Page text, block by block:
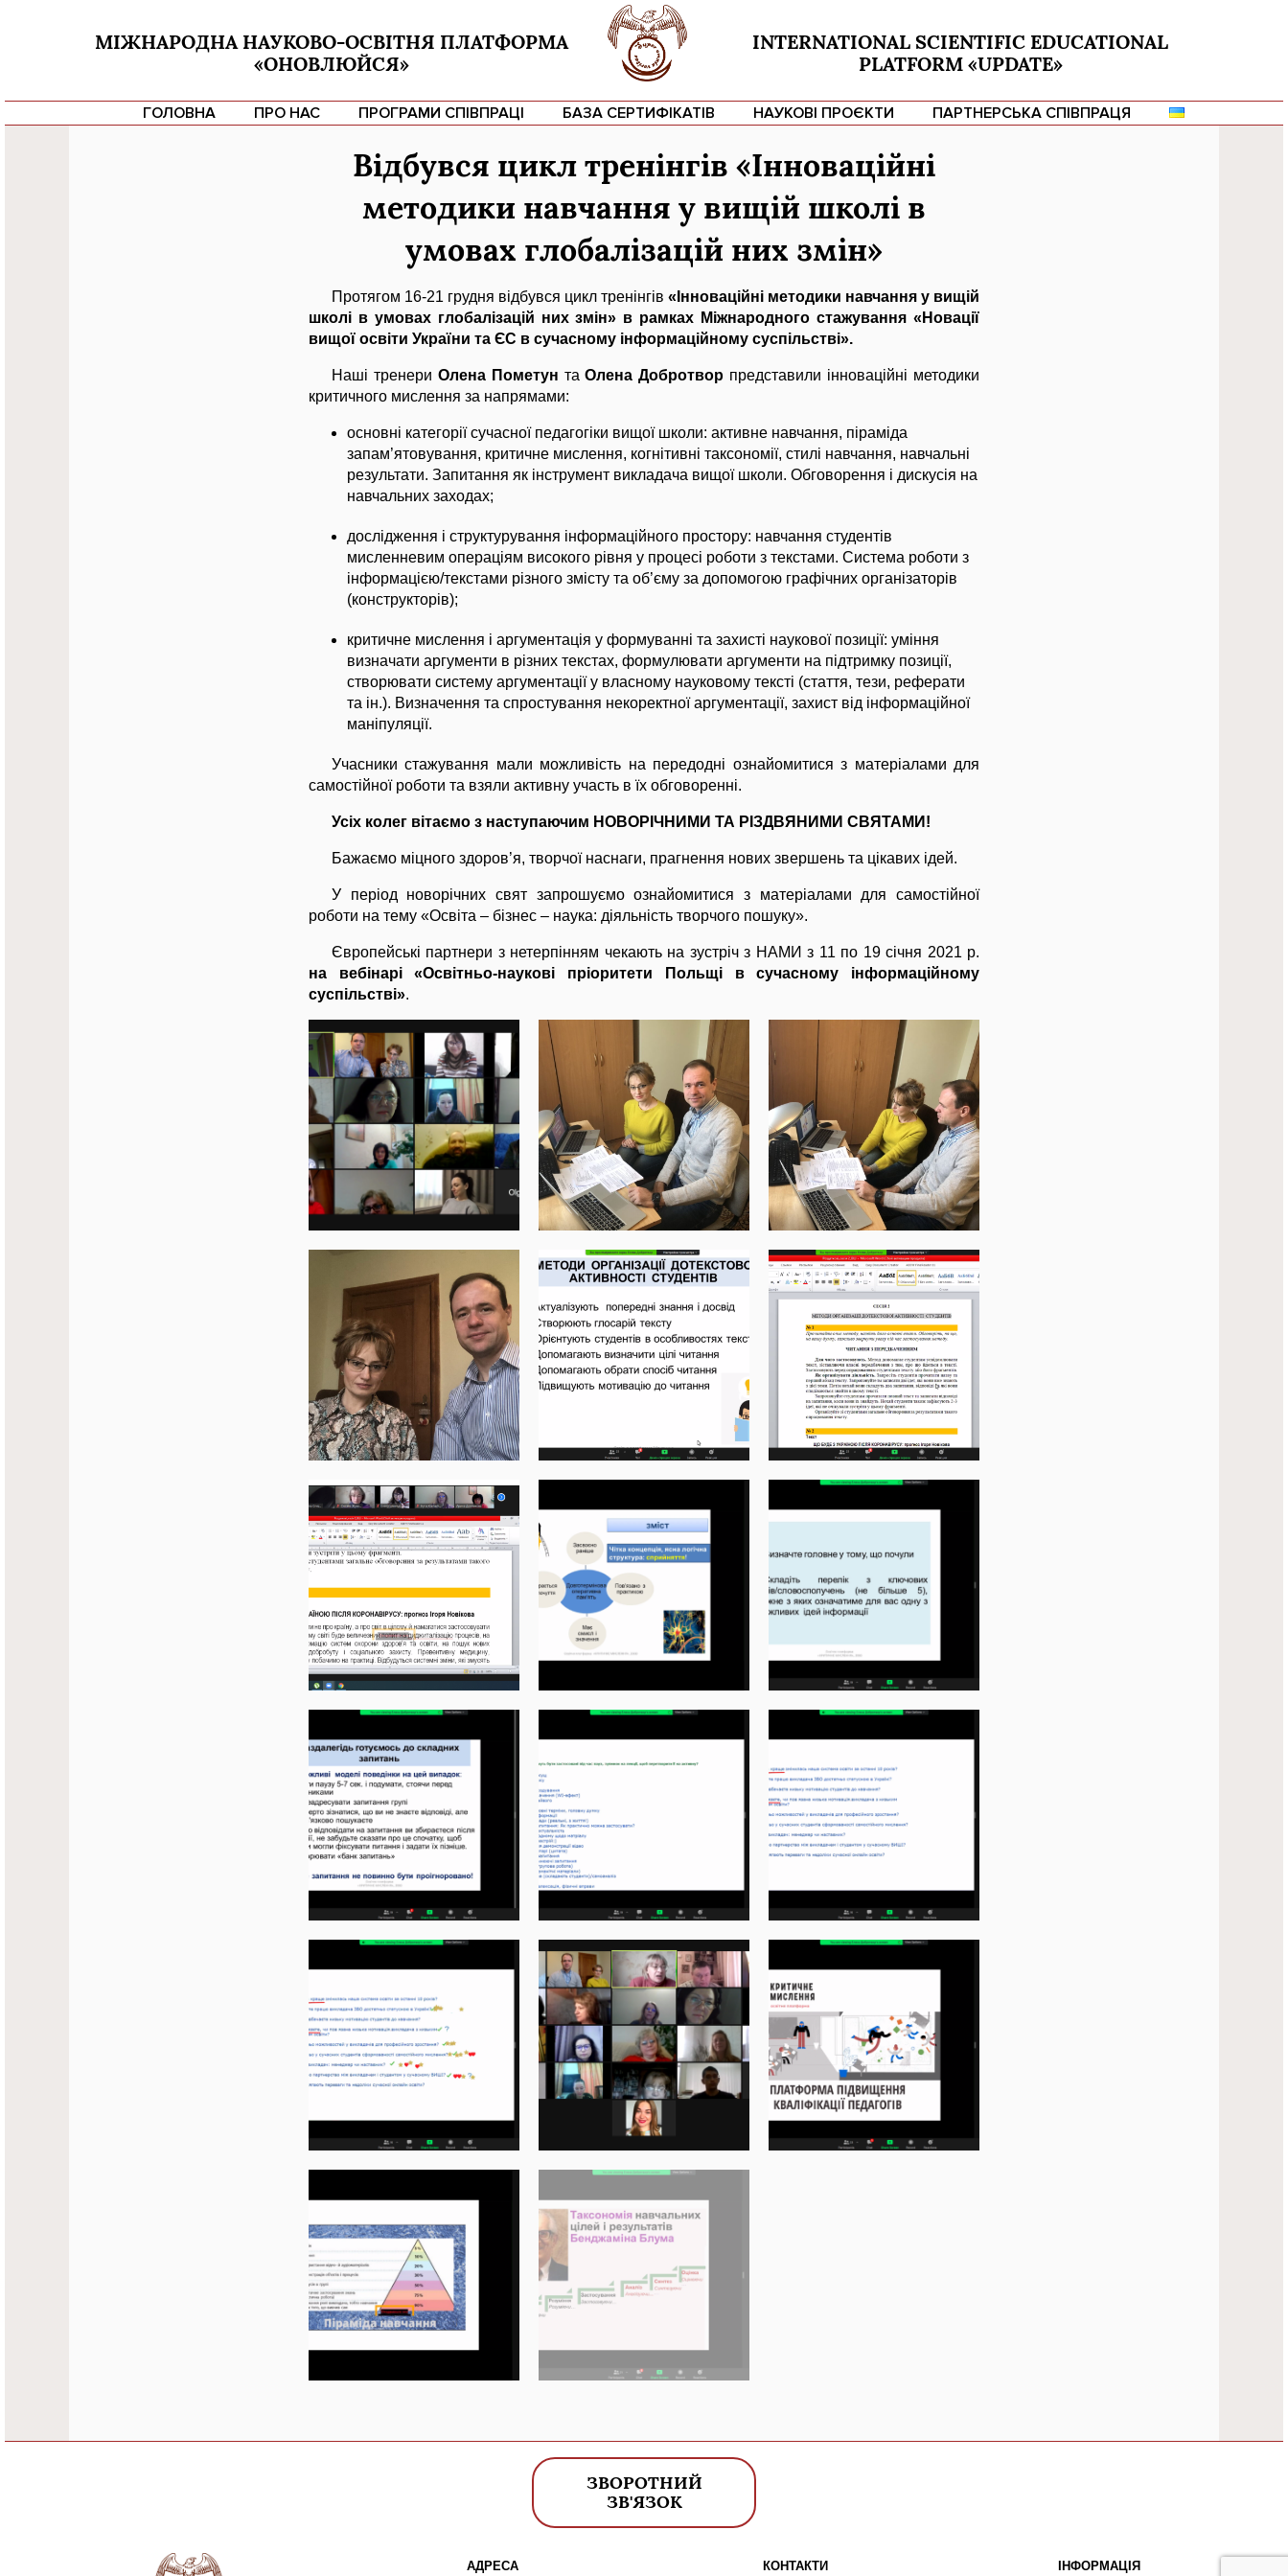
МІЖНАРОДНА НАУКОВО-ОСВІТНЯ ПЛАТФОРМА
«ОНОВЛЮЙСЯ»
INTERNATIONAL SCIENTIFIC EDUCATIONAL
PLATFORM «UPDATE»
ГОЛОВНА ПРО НАС ПРОГРАМИ СПІВПРАЦІ БАЗА СЕРТИФІКАТІВ НАУКОВІ ПРОЄКТИ ПАРТНЕРСЬКА СПІВПРАЦЯ
Відбувся цикл тренінгів «Інноваційні
методики навчання у вищій школі в
умовах глобалізацій них змін»
Протягом 16-21 грудня відбувся цикл тренінгів «Інноваційні методики навчання у вищій
школі в умовах глобалізацій них змін» в рамках Міжнародного стажування «Новації
вищої освіти України та ЄС в сучасному інформаційному суспільстві».
Наші тренери Олена Пометун таОлена Добротвор представили інноваційні методики
критичного мислення за напрямами:
основні категорії сучасної педагогіки вищої школи: активне навчання, піраміда
запам’ятовування, критичне мислення, когнітивні таксономії, стилі навчання, навчальні
результати. Запитання як інструмент викладача вищої школи. Обговорення і дискусія на
навчальних заходах;
дослідження і структурування інформаційного простору: навчання студентів
мисленневим операціям високого рівня у процесі роботи з текстами. Система роботи з
інформацією/текстами різного змісту та об’єму за допомогою графічних організаторів
(конструкторів);
критичне мислення і аргументація у формуванні та захисті наукової позиції: уміння
визначати аргументи в різних текстах, формулювати аргументи на підтримку позиції,
створювати систему аргументації у власному науковому тексті (стаття, тези, реферати
та ін.). Визначення та спростування некоректної аргументації, захист від інформаційної
маніпуляції.
Учасники стажування мали можливість на передодні ознайомитися з матеріалами для
самостійної роботи та взяли активну участь в їх обговоренні.
Усіх колег вітаємо з наступаючим НОВОРІЧНИМИ ТА РІЗДВЯНИМИ СВЯТАМИ!
Бажаємо міцного здоров’я, творчої наснаги, прагнення нових звершень та цікавих ідей.
У період новорічних свят запрошуємо ознайомитися з матеріалами для самостійної
роботи на тему «Освіта – бізнес – наука: діяльність творчого пошуку».
Європейські партнери з нетерпінням чекають на зустріч з НАМИ з 11 по 19 січня 2021 р.
на вебінарі «Освітньо-наукові пріоритети Польщі в сучасному інформаційному
суспільстві».
ЗВОРОТНИЙ
ЗВ'ЯЗОК
Ваше ім'я
Ваш email
Ваше повідомлення (необов'язково)
АДРЕСА КОНТАКТИ ІНФОРМАЦІЯ